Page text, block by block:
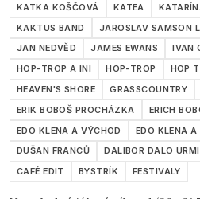
KATKA KOŠČOVÁ
KATEA
KAKTUS BAND
JAROSLAV SAMSON
JAN NEDVĚD
JAMES EWANS
IVAN
HOP-TROP A INÍ
HOP-TROP HOP
HEAVEN'S SHORE
GRASSCOUNTRY
ERIK BOBOŠ PROCHÁZKA
ERICH
EDO KLENA A VÝCHOD
EDO KLENA
DUŠAN FRANCŮ
DALIBOR DALO
CAFÉ EDIT
BYSTRÍK FESTIVALY